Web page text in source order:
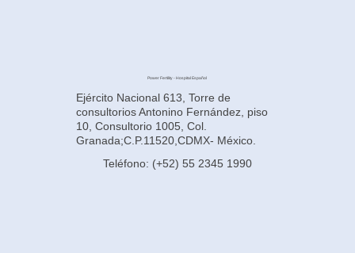
Power Fertility - Hospital Español
Ejército Nacional 613, Torre de
consultorios Antonino Fernández, piso
10, Consultorio 1005, Col.
Granada;C.P.11520,CDMX- México.
Teléfono: (+52) 55 2345 1990